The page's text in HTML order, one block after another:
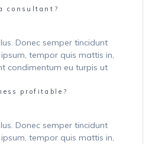
consultant?
Donec semper tincidunt
tempor quis mattis in,
condimentum eu turpis ut
profitable?
Donec semper tincidunt
tempor quis mattis in,